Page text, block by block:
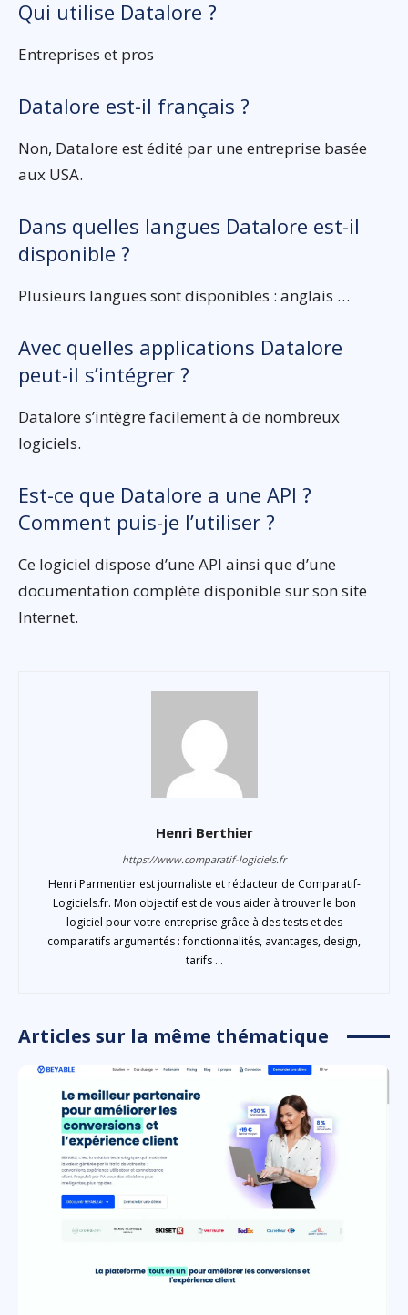
Qui utilise Datalore ?
Entreprises et pros
Datalore est-il français ?
Non, Datalore est édité par une entreprise basée
aux USA.
Dans quelles langues Datalore est-il
disponible ?
Plusieurs langues sont disponibles : anglais …
Avec quelles applications Datalore
peut-il s’intégrer ?
Datalore s’intègre facilement à de nombreux
logiciels.
Est-ce que Datalore a une API ?
Comment puis-je l’utiliser ?
Ce logiciel dispose d’une API ainsi que d’une
documentation complète disponible sur son site
Internet.
Henri Berthier
https://www.comparatif-logiciels.fr
Henri Parmentier est journaliste et rédacteur de Comparatif-
Logiciels.fr. Mon objectif est de vous aider à trouver le bon
logiciel pour votre entreprise grâce à des tests et des
comparatifs argumentés : fonctionnalités, avantages, design,
tarifs ...
Articles sur la même thématique